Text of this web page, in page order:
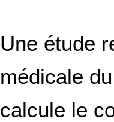
Une étude
médicale
calcule le